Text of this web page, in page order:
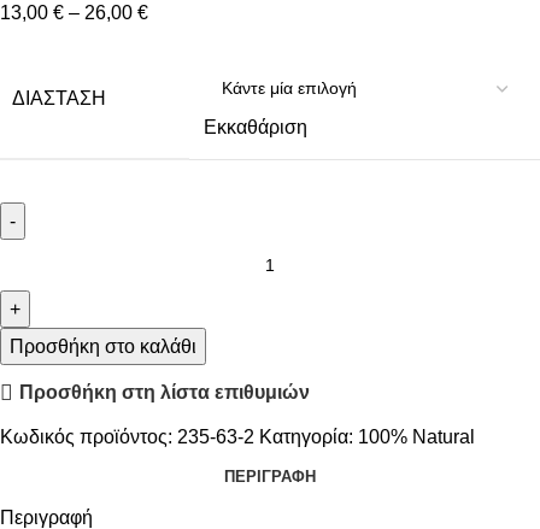
13,00 € – 26,00 €
ΔΙΆΣΤΑΣΗ
Εκκαθάριση
Προσθήκη στο καλάθι
Προσθήκη στη λίστα επιθυμιών
Κωδικός προϊόντος: 235-63-2 Κατηγορία: 100% Natural
ΠΕΡΙΓΡΑΦΉ
Περιγραφή